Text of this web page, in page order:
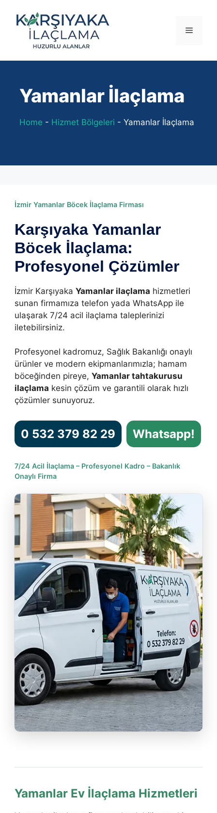
Menü
Yamanlar İlaçlama
Home - Hizmet Bölgeleri - Yamanlar İlaçlama
İzmir Yamanlar Böcek İlaçlama Firması
Karşıyaka Yamanlar
Böcek İlaçlama:
Profesyonel Çözümler
İzmir Karşıyaka Yamanlar ilaçlama hizmetleri
sunan firmamıza telefon yada WhatsApp ile
ulaşarak 7/24 acil ilaçlama taleplerinizi
iletebilirsiniz.
Profesyonel kadromuz, Sağlık Bakanlığı onaylı
ürünler ve modern ekipmanlarımızla; hamam
böceğinden pireye, Yamanlar tahtakurusu
ilaçlama kesin çözüm ve garantili olarak hızlı
çözümler sunuyoruz.
0 532 379 82 29 Whatsapp!
7/24 Acil İlaçlama – Profesyonel Kadro – Bakanlık
Onaylı Firma
Yamanlar Ev İlaçlama Hizmetleri